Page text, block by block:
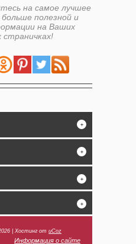
на самое лучшее
полезной и
на Ваших
страничках!
+
+
+
+
Хостинг от uCoz
Информация о сайте